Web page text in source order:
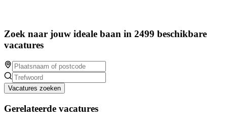
Zoek naar jouw ideale baan in 2499 beschikbare
vacatures
Vacatures zoeken
Gerelateerde vacatures